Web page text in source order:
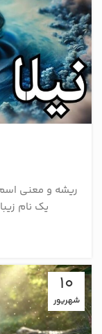
ریشه و معنی اسم
یک نام
10
شهریور